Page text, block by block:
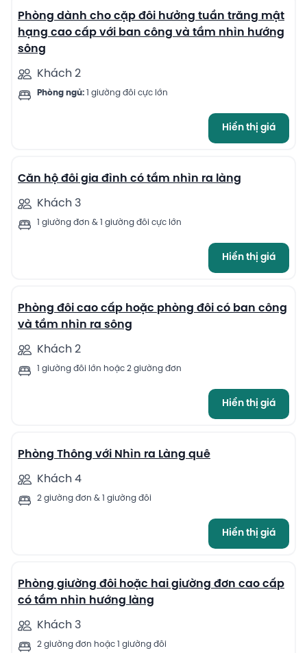
Phòng dành cho cặp đôi hưởng tuần trăng mật
hạng cao cấp với ban công và tầm nhìn hướng
sông
Khách 2
Phòng ngủ: 1 giường đôi cực lớn
Hiển thị giá
11
Căn hộ đôi gia đình có tầm nhìn ra làng
Khách 3
1 giường đơn & 1 giường đôi cực lớn
Hiển thị giá
13
Phòng đôi cao cấp hoặc phòng đôi có ban công
và tầm nhìn ra sông
Khách 2
1 giường đôi lớn hoặc 2 giường đơn
Hiển thị giá
13
Phòng Thông với Nhìn ra Làng quê
Khách 4
2 giường đơn & 1 giường đôi
Hiển thị giá
13
Phòng giường đôi hoặc hai giường đơn cao cấp
có tầm nhìn hướng làng
Khách 3
2 giường đơn hoặc 1 giường đôi